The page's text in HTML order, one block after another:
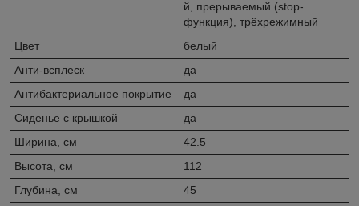
й, прерываемый (stop-
функция), трёхрежимный
Цвет
белый
Анти-всплеск
да
Антибактериальное покрытие
да
Сиденье c крышкой
да
Ширина, см
42.5
Высота, см
112
Глубина, см
45